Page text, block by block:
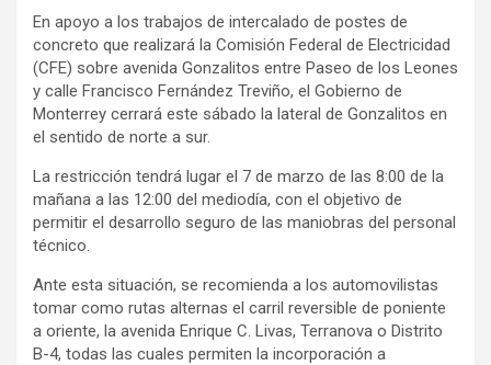
En apoyo a los trabajos de intercalado de postes de
concreto que realizará la Comisión Federal de Electricidad
(CFE) sobre avenida Gonzalitos entre Paseo de los Leones
y calle Francisco Fernández Treviño, el Gobierno de
Monterrey cerrará este sábado la lateral de Gonzalitos en
el sentido de norte a sur.
La restricción tendrá lugar el 7 de marzo de las 8:00 de la
mañana a las 12:00 del mediodía, con el objetivo de
permitir el desarrollo seguro de las maniobras del personal
técnico.
Ante esta situación, se recomienda a los automovilistas
tomar como rutas alternas el carril reversible de poniente
a oriente, la avenida Enrique C. Livas, Terranova o Distrito
B-4, todas las cuales permiten la incorporación a